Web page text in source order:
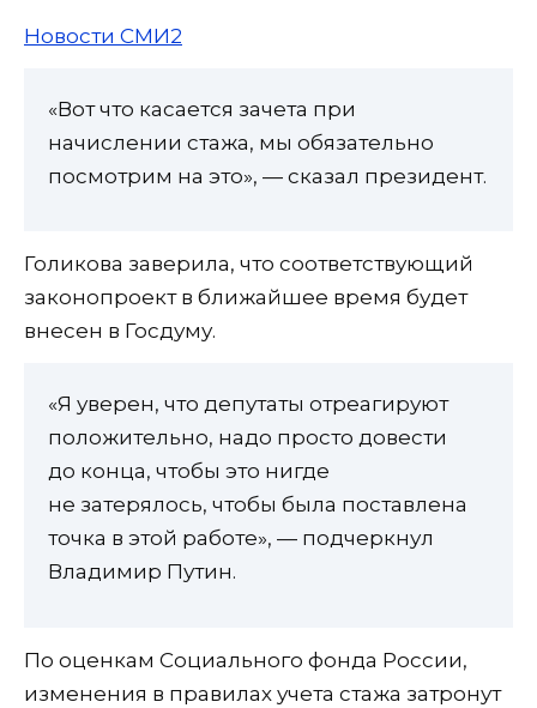
Новости СМИ2
«Вот что касается зачета при
начислении стажа, мы обязательно
посмотрим на это», — сказал президент.
Голикова заверила, что соответствующий
законопроект в ближайшее время будет
внесен в Госдуму.
«Я уверен, что депутаты отреагируют
положительно, надо просто довести
до конца, чтобы это нигде
не затерялось, чтобы была поставлена
точка в этой работе», — подчеркнул
Владимир Путин.
По оценкам Социального фонда России,
изменения в правилах учета стажа затронут